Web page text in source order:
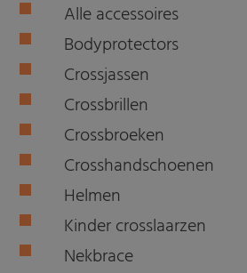
Alle accessoires
Bodyprotectors
Crossjassen
Crossbrillen
Crossbroeken
Crosshandschoenen
Helmen
Kinder crosslaarzen
Nekbrace